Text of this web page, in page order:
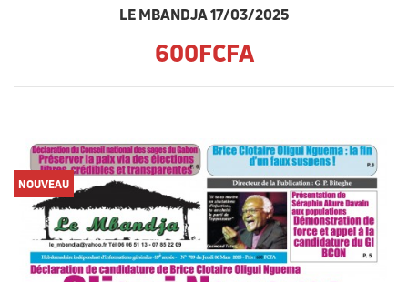
LE MBANDJA 17/03/2025
600FCFA
NOUVEAU